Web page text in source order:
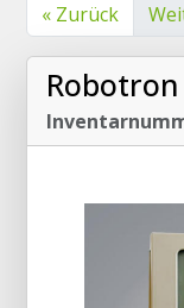
« Zurück
Robotron